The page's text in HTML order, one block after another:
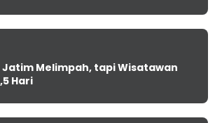
Melimpah, tapi Wisatawan
Hari